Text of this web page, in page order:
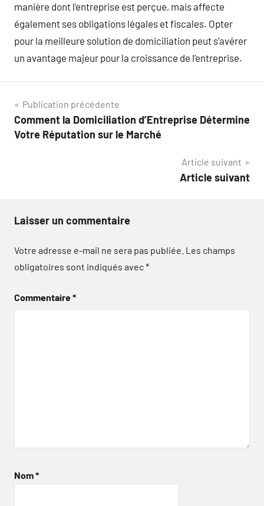
manière dont l’entreprise est perçue, mais affecte
également ses obligations légales et fiscales. Opter
pour la meilleure solution de domiciliation peut s’avérer
un avantage majeur pour la croissance de l’entreprise.
Navigation
de
Publication précédente
Comment la Domiciliation d’Entreprise Détermine
Votre Réputation sur le Marché
Article suivant
Article suivant
Laisser un commentaire
Votre adresse e-mail ne sera pas publiée. Les champs
obligatoires sont indiqués avec*
Commentaire*
Nom*